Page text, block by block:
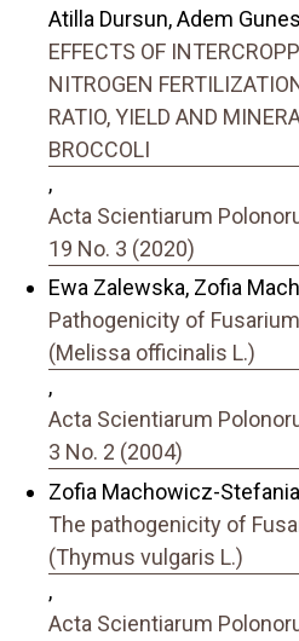
Atilla Dursun, Adem
EFFECTS OF
NITROGEN
RATIO, YIELD AND
BROCCOLI
,
Acta Scientiarum
19 No. 3 (2020)
Ewa Zalewska, Zofia
Pathogenicity of
(Melissa officinalis L.)
,
Acta Scientiarum
3 No. 2 (2004)
Zofia Machowicz-
The pathogenicity of
(Thymus vulgaris L.)
,
Acta Scientiarum